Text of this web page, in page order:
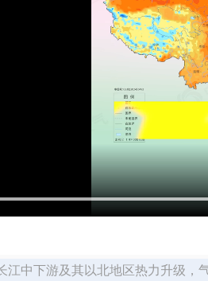
江中下游及其以北地区热力升级，